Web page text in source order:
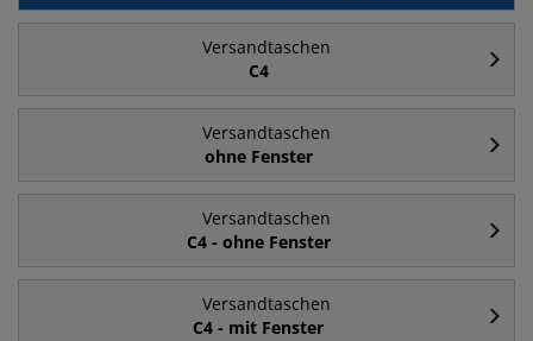
Versandtaschen
C4
Versandtaschen
ohne Fenster
Versandtaschen
C4 - ohne Fenster
Versandtaschen
C4 - mit Fenster